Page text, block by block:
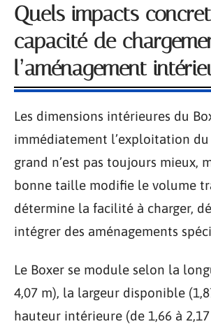
Quels impacts
capacité de
l’aménagement
Les dimensions intérieures du
immédiatement l’exploitation
grand n’est pas toujours mieux,
bonne taille modifie le volume
détermine la facilité à charger,
intégrer des aménagements
Le Boxer se module selon la
4,07 m), la largeur disponible
hauteur intérieure (de 1,66 à